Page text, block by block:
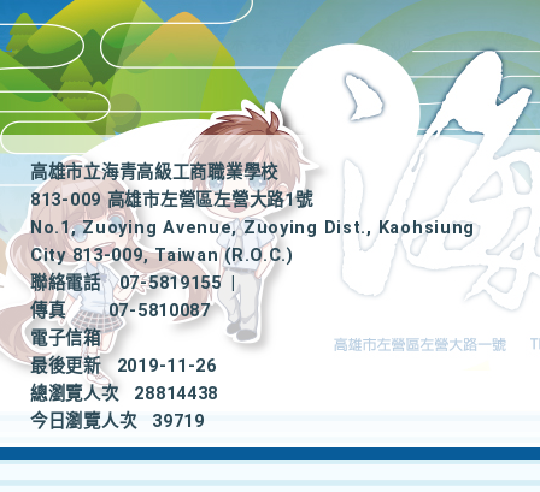
高雄市立海青高級工商職業學校
813-009 高雄市左營區左營大路1號
No.1, Zuoying Avenue, Zuoying Dist., Kaohsiung
City 813-009, Taiwan (R.O.C.)
聯絡電話
07-5819155
|
傳真
07-5810087
電子信箱
最後更新
2019-11-26
總瀏覽人次
28814438
今日瀏覽人次
39719